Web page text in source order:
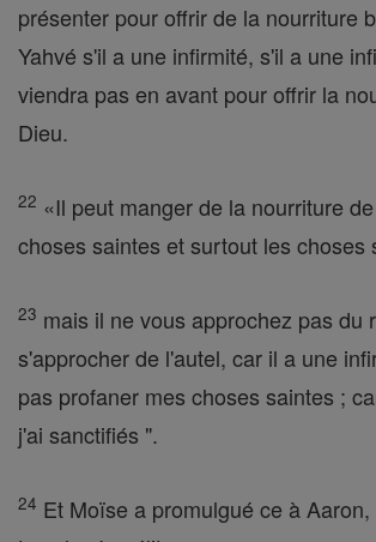
présenter pour offrir de la nourriture
Yahvé s'il a une infirmité, s'il a une
viendra pas en avant pour offrir la
Dieu.
22 «Il peut manger de la nourriture
choses saintes et surtout les choses
23 mais il ne vous approchez pas du
s'approcher de l'autel, car il a une
pas profaner mes choses saintes ;
j'ai sanctifiés ".
24 Et Moïse a promulgué ce à